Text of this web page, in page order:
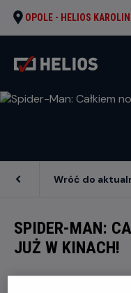
OPOLE - HELIOS
SPIDER-MAN:
JUŻ W KINACH!
Wróć do